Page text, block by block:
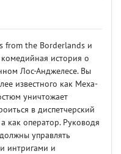
from the Borderlands и
история о
Лос-Анджелесе. Вы
известного как Меха-
уничтожает
в диспетчерский
как оператор. Руководя
управлять
интригами и